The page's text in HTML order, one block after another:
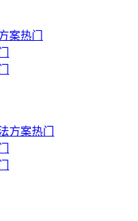
案热门
方案热门